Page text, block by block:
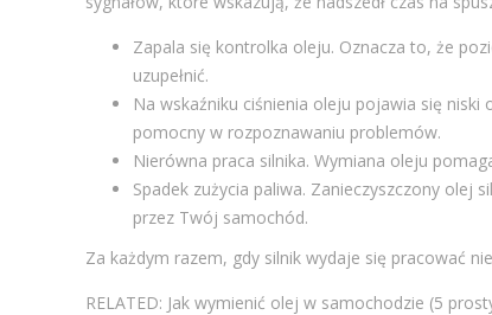
Zapala się kontrolka oleju. Oznacza to, że
uzupełnić.
Na wskaźniku ciśnienia oleju pojawia się
pomocny w rozpoznawaniu problemów.
Nierówna praca silnika. Wymiana oleju
Spadek zużycia paliwa. Zanieczyszczony olej
przez Twój samochód.
Za każdym razem, gdy silnik wydaje się pracować
RELATED: Jak wymienić olej w samochodzie (5